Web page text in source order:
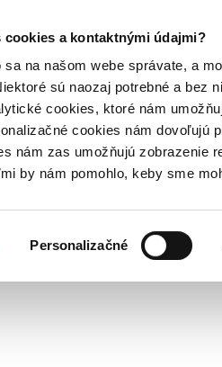
cookies a kontaktnými údajmi?
na našom webe správate, a
sú naozaj potrebné a bez
cookies, ktoré nám
cookies nám dovoľujú
nám zas umožňujú zobrazenie
by nám pomohlo, keby sme
Personalizačné